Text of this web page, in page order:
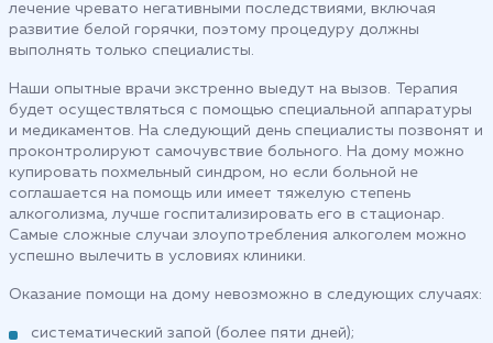
лечение чревато негативными последствиями, включая
развитие белой горячки, поэтому процедуру должны
выполнять только специалисты.
Наши опытные врачи экстренно выедут на вызов. Терапия
будет осуществляться с помощью специальной аппаратуры
и медикаментов. На следующий день специалисты позвонят и
проконтролируют самочувствие больного. На дому можно
купировать похмельный синдром, но если больной не
соглашается на помощь или имеет тяжелую степень
алкоголизма, лучше госпитализировать его в стационар.
Самые сложные случаи злоупотребления алкоголем можно
успешно вылечить в условиях клиники.
Оказание помощи на дому невозможно в следующих случаях:
систематический запой (более пяти дней);